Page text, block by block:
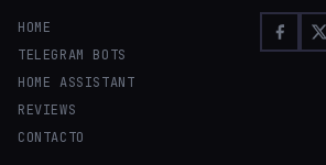
HOME
TELEGRAM BOTS
HOME ASSISTANT
REVIEWS
CONTACTO